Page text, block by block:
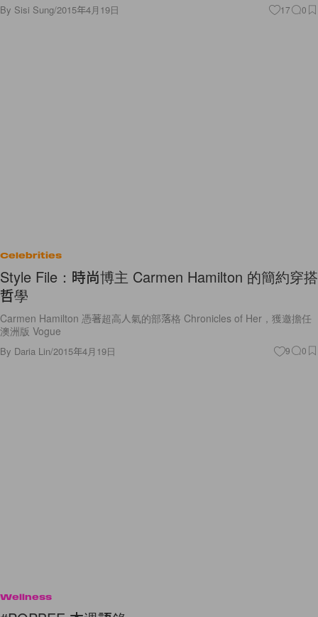
By Sisi Sung/2015年4月19日 17 0
Celebrities
Style File：時尚博主 Carmen Hamilton 的簡約穿搭
哲學
Carmen Hamilton 憑著超高人氣的部落格 Chronicles of Her，獲邀擔任
澳洲版 Vogue
By Daria Lin/2015年4月19日 9 0
Wellness